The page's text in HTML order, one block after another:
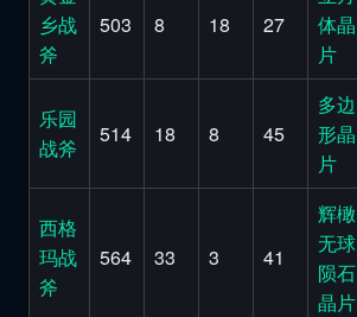
乡战
斧
503 8 18 27
体晶
片
乐园
战斧
514 18 8 45
多边
形晶
片
西格
玛战
斧
564 33 3 41
辉橄
无球
陨石
晶片